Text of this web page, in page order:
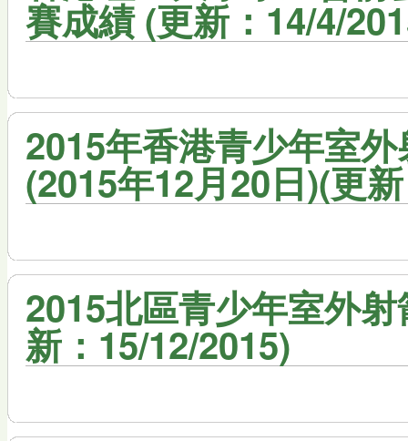
賽成績 (更新：14/4/
2015年香港青少年室
(2015年12月20日)(更
2015北區青少年室外
新：15/12/2015)